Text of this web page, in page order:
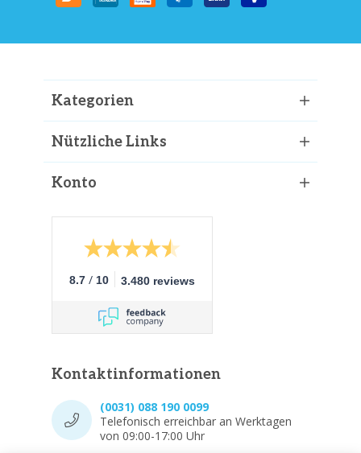
Kategorien
Nützliche Links
Konto
8.7 / 10 3.480 reviews
Kontaktinformationen
(0031) 088 190 0099
Telefonisch erreichbar an Werktagen
von 09:00-17:00 Uhr